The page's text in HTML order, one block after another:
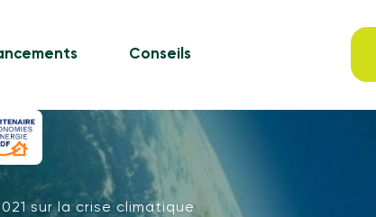
Conseils
sur la crise climatique